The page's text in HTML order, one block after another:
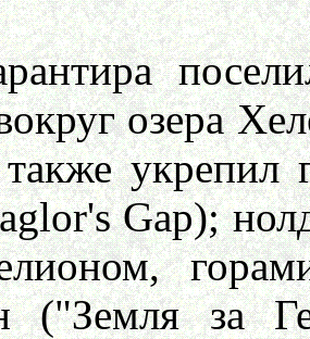
озера
укрепил
Gap);
("Земля за